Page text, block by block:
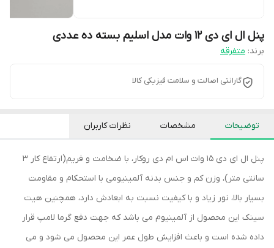
پنل ال ای دی 12 وات مدل اسلیم بسته ده عددی
برند: متفرقه
گارانتی اصالت و سلامت فیزیکی کالا
توضیحات مشخصات نظرات کاربران
پنل ال ای دی 15 وات اس ام دی روکار، با ضخامت و فریم(ارتفاع کار 3
سانتی متر)، وزن کم و جنس بدنه آلمینیومی با استحکام و مقاومت
بسیار بالا، نور زیاد و با کیفیت نسبت به ابعادش دارد، همچنین هیت
سینک این محصول از آلمینیوم می باشد که جهت دفع گرما لامپ قرار
داده شده است و باعث افزایش طول عمر این محصول می شود و می